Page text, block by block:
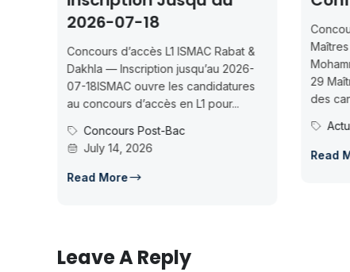
Concours UMP Oujda 2026 – 29
Maîtres de ConférencesUniversité
Mohammed Premier (Oujda) recrute
29 Maîtres de Conférences. Clôture
des candidatures...
Actualités
Read More
Leave A Reply